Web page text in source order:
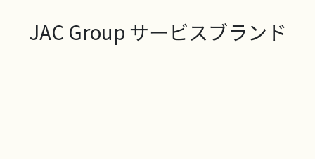
JAC Group サービスブランド